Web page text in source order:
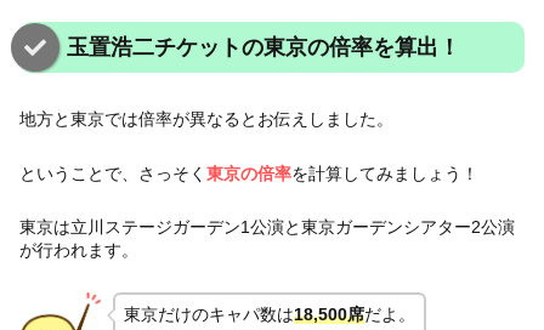
玉置浩二チケットの東京の倍率を算出！
地方と東京では倍率が異なるとお伝えしました。
ということで、さっそく 東京の倍率を計算してみましょう！
東京は立川ステージガーデン1公演と東京ガーデンシアター2公演
が行われます。
東京だけのキャパ数は18,500席だよ。